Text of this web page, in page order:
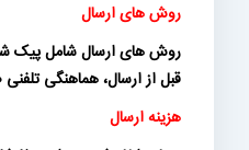
روش های ارسال
روش های ارسال شامل پیک
قبل از ارسال، هماهنگی
هزینه ارسال